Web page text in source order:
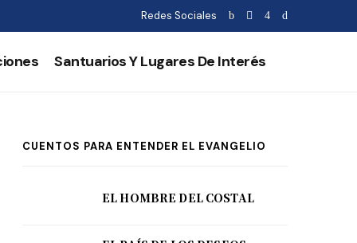
Redes Sociales
Santuarios Y Lugares De Interés
CUENTOS PARA ENTENDER EL EVANGELIO
EL HOMBRE DEL COSTAL